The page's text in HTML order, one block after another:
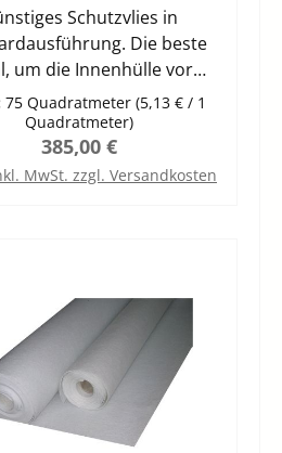
Schutzvlies in
Die beste
um die Innenhülle vor
Beschädigungen zu
Polyester- und
75 Quadratmeter (5,13 € / 1
Quadratmeter)
Regulärer Preis:
385,00 €
MwSt. zzgl. Versandkosten